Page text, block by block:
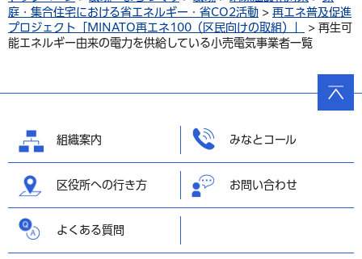
庭・集合住宅における省エネルギー・省CO2活動 > 再エネ普及促進
プロジェクト「MINATO再エネ100（区民向けの取組）」
> 再生可
能エネルギー由来の電力を供給している小売電気事業者一覧
組織案内 みなとコール
区役所への行き方 お問い合わせ
よくある質問
ページ
の先頭